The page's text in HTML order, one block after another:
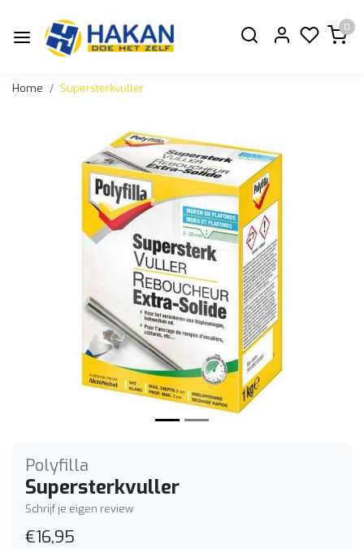
0
Home Supersterkvuller
Polyfilla
Supersterkvuller
Schrijf je eigen review
€16,95